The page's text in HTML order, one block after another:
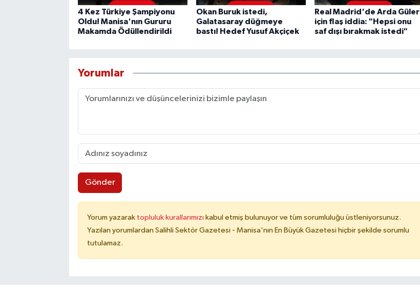
4 Kez Türkiye Şampiyonu
Oldu! Manisa'nın Gururu
Makamda Ödüllendirildi
Okan Buruk istedi,
Galatasaray düğmeye
bastı! Hedef Yusuf Akçiçek
Real Madrid'de Arda Güler
için flaş iddia: "Hepsi onu
saf dışı bırakmak istedi"
Yorumlar
Gönder
Yorum yazarak topluluk kurallarımızı kabul etmiş bulunuyor ve tüm sorumluluğu üstleniyorsunuz.
Yazılan yorumlardan Salihli Sektör Gazetesi - Manisa'nın En Büyük Gazetesi hiçbir şekilde sorumlu
tutulamaz.